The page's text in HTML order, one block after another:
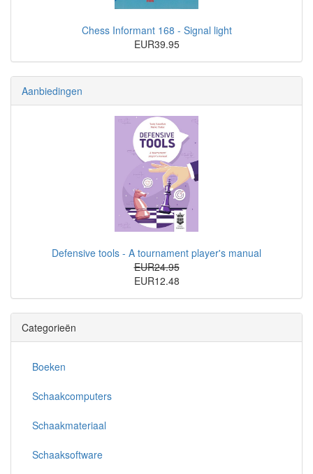
Chess Informant 168 - Signal light
EUR39.95
Aanbiedingen
Defensive tools - A tournament player's manual
EUR24.95
EUR12.48
Categorieën
Boeken
Schaakcomputers
Schaakmateriaal
Schaaksoftware